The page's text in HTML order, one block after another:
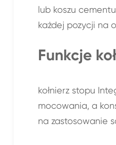
lub koszu
każdej pozycji na
Funkcje
kołnierz stopu
mocowania, a
na zastosowanie